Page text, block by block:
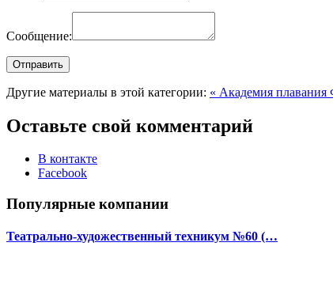
Сообщение:
Другие материалы в этой категории: « Академия плавания
Оставьте свой комментарий
В контакте
Facebook
Популярные компании
Театрально-художественный техникум №60 (…